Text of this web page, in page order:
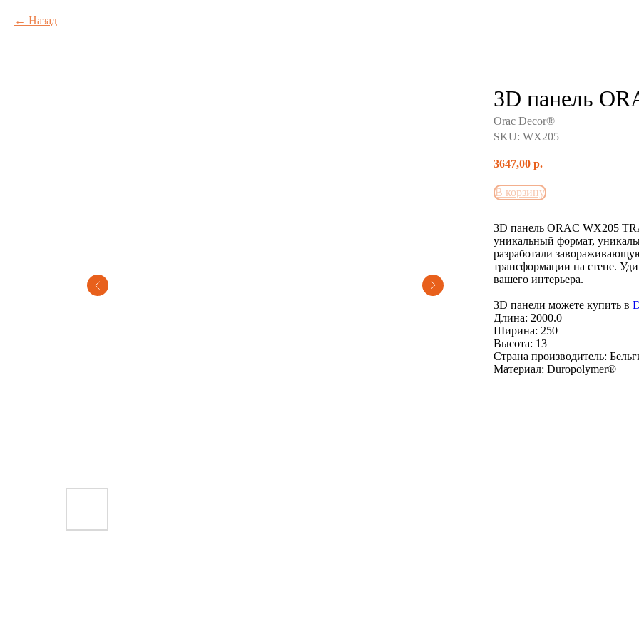
Назад
3D панель
Orac Decor®
SKU: WX205
3647,00 р.
В корзину
3D панель ORAC WX205
уникальный формат,
разработали
трансформации на стене.
вашего интерьера.
3D панели можете купить в
Длина: 2000.0
Ширина: 250
Высота: 13
Страна производитель:
Материал: Duropolymer® ‎